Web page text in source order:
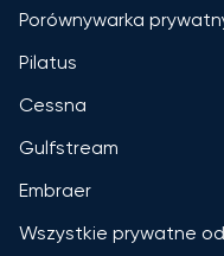
Porównywarka
Pilatus
Cessna
Gulfstream
Embraer
Wszystkie prywatne